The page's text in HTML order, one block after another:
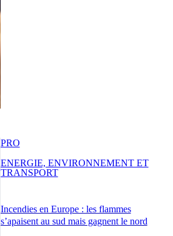
Incendies en Europe : les flammes
s’apaisent au sud mais gagnent le nord
PRO
ENERGIE, ENVIRONNEMENT ET
TRANSPORT